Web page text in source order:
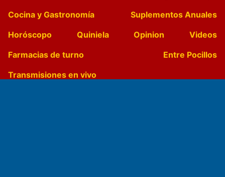
Cocina y Gastronomía
Suplementos Anuales
Horóscopo
Quiniela Opinion
Videos
Farmacias de turno
Entre Pocillos
Transmisiones en vivo